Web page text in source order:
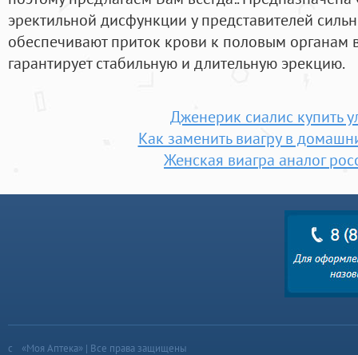
эректильной дисфункции у представителей
обеспечивают приток крови к половым органам
гарантирует стабильную и длительную эрекцию.
Дженерик сиалис купить
Как заменить виагру в
Женская виагра аналог
«Моя Аптека» | Все права защищены